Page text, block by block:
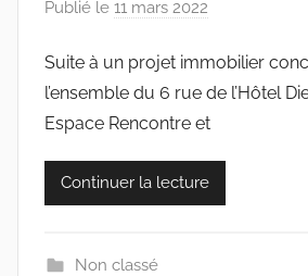
Publié le 11 mars 2022
r
c
o
l
e
Suite à un projet immobilier
l’ensemble du 6 rue de l’Hôtel
Espace Rencontre et
Continuer la lecture
Non classé